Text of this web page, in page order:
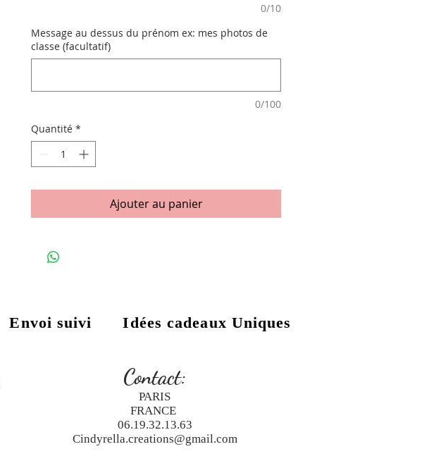
0/10
Message au dessus du prénom ex: mes photos de
classe (facultatif)
0/100
Quantité *
Ajouter au panier
Envoi suivi Idées cadeaux Uniques
Contact:
PARIS
FRANCE
06.19.32.13.63
Cindyrella.creations@gmail.com